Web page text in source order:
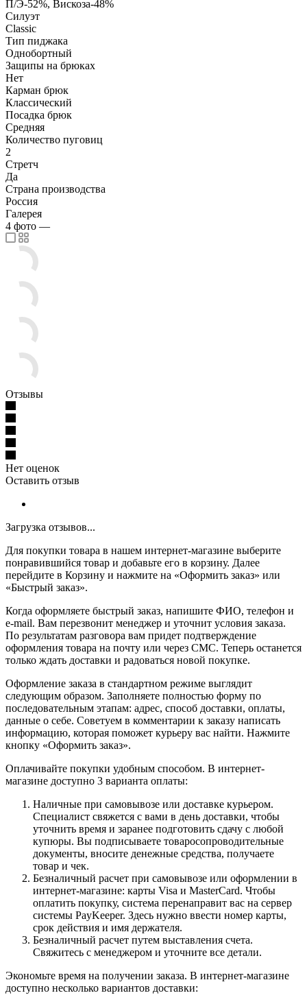
П/Э-52%, Вискоза-48%
Силуэт
Classic
Тип пиджака
Однобортный
Защипы на брюках
Нет
Карман брюк
Классический
Посадка брюк
Средняя
Количество пуговиц
2
Стретч
Да
Страна производства
Россия
Галерея
4 фото —
Отзывы
Нет оценок
Оставить отзыв
Загрузка отзывов...
Для покупки товара в нашем интернет-магазине выберите
понравившийся товар и добавьте его в корзину. Далее
перейдите в Корзину и нажмите на «Оформить заказ» или
«Быстрый заказ».
Когда оформляете быстрый заказ, напишите ФИО, телефон и
e-mail. Вам перезвонит менеджер и уточнит условия заказа.
По результатам разговора вам придет подтверждение
оформления товара на почту или через СМС. Теперь останется
только ждать доставки и радоваться новой покупке.
Оформление заказа в стандартном режиме выглядит
следующим образом. Заполняете полностью форму по
последовательным этапам: адрес, способ доставки, оплаты,
данные о себе. Советуем в комментарии к заказу написать
информацию, которая поможет курьеру вас найти. Нажмите
кнопку «Оформить заказ».
Оплачивайте покупки удобным способом. В интернет-
магазине доступно 3 варианта оплаты:
Наличные при самовывозе или доставке курьером.
Специалист свяжется с вами в день доставки, чтобы
уточнить время и заранее подготовить сдачу с любой
купюры. Вы подписываете товаросопроводительные
документы, вносите денежные средства, получаете
товар и чек.
Безналичный расчет при самовывозе или оформлении в
интернет-магазине: карты Visa и MasterCard. Чтобы
оплатить покупку, система перенаправит вас на сервер
системы PayKeeper. Здесь нужно ввести номер карты,
срок действия и имя держателя.
Безналичный расчет путем выставления счета.
Свяжитесь с менеджером и уточните все детали.
Экономьте время на получении заказа. В интернет-магазине
доступно несколько вариантов доставки: